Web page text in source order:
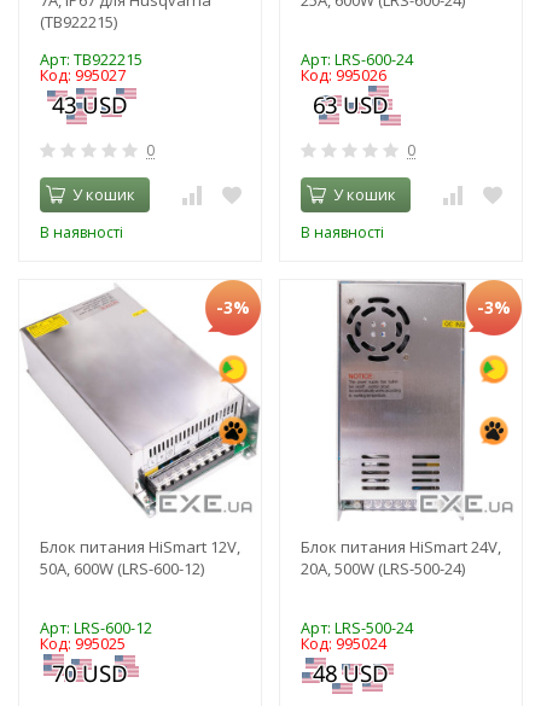
(TB922215)
Арт: TB922215
Код: 995027
0
У кошик
В наявності
Арт: LRS-600-24
Код: 995026
0
У кошик
В наявності
-3%
Блок питания HiSmart 12V,
50A, 600W (LRS-600-12)
Арт: LRS-600-12
Код: 995025
-3%
Блок питания HiSmart 24V,
20A, 500W (LRS-500-24)
Арт: LRS-500-24
Код: 995024